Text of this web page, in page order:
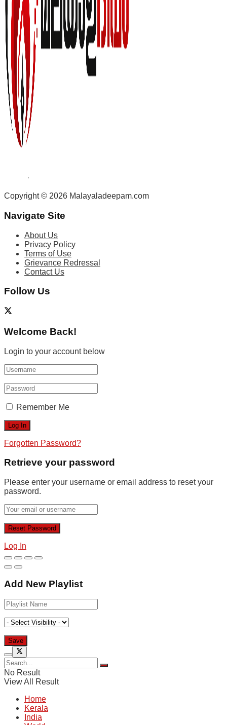
Copyright © 2026 Malayaladeepam.com
Navigate Site
About Us
Privacy Policy
Terms of Use
Grievance Redressal
Contact Us
Follow Us
Welcome Back!
Login to your account below
Remember Me
Forgotten Password?
Retrieve your password
Please enter your username or email address to reset your
password.
Log In
Add New Playlist
No Result
View All Result
Home
Kerala
India